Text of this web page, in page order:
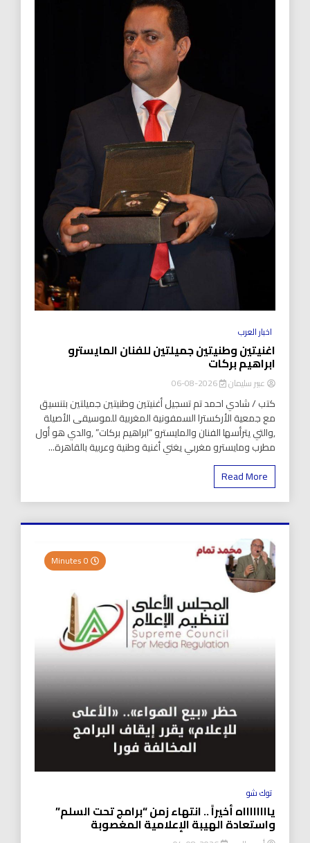
اخبار العرب
اغنيتين وطنيتين جميلتين للفنان المايسترو
ابراهيم بركات
عبير سليمان 2026-08-06
كتب / شادي احمد تم تسجيل أغنيتين وطنيتين جميلتين بتنسيق
مع جمعية الأركسترا السمفونية المغربية للموسيقى الأصيلة
,والتي يترأسها الفنان والمايسترو “ابراهيم بركات” ,والدي هو أول
مطرب ومايسترو مغربي يغني أغنية وطنية وعربية بالقاهرة...
Read More
توك شو
يااااااااه أخيراً .. انتهاء زمن “برامج تحت السلم”
واستعادة الهيبة الإعلامية المغصوبة